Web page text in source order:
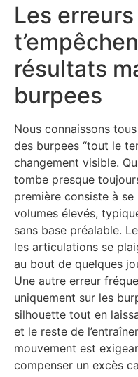
Les
résultats
burpees
Nous connaissons
des burpees “tout le
changement visible.
tombe presque
première consiste à
volumes élevés,
sans base préalable.
les articulations se
au bout de quelques
Une autre erreur
uniquement sur les
silhouette tout en
et le reste de
mouvement est
compenser un excès